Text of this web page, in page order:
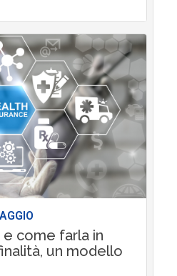
come farla in
un modello